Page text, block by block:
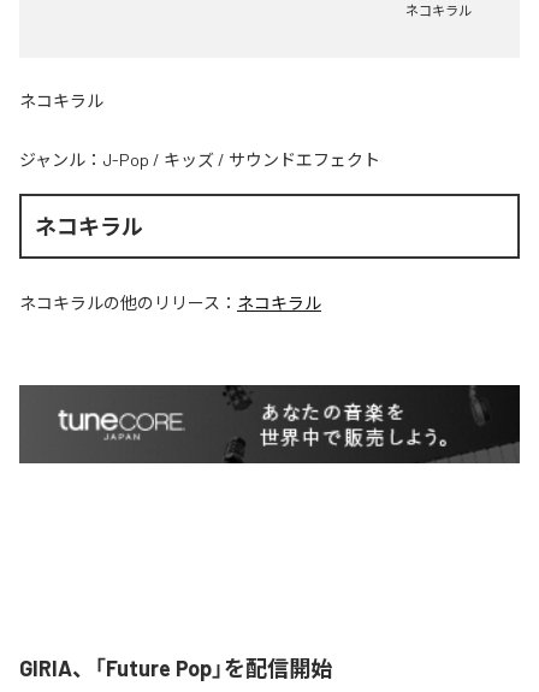
ネコキラル
ネコキラル
ジャンル： J-Pop / キッズ / サウンドエフェクト
ネコキラル
ネコキラルの他のリリース： ネコキラル
GIRIA、「Future Pop」を配信開始